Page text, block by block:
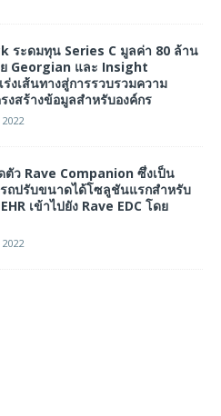
ระดมทุน Series C มูลค่า 80 ล้าน
Georgian และ Insight
งเส้นทางสู่การรวบรวมความ
งสร้างข้อมูลสำหรับองค์กร
ว Rave Companion ซึ่งเป็น
ถปรับขนาดได้โซลูชันแรกสำหรับ
เข้าไปยัง Rave EDC โดย